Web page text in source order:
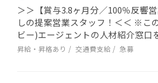
＞＞【賞与3.8ヶ月分／100％反響
しの提案営業スタッフ！＜＜ ※こ
ビー)エージェントの人材紹介窓口
昇給・昇格あり 交通費支給 急募